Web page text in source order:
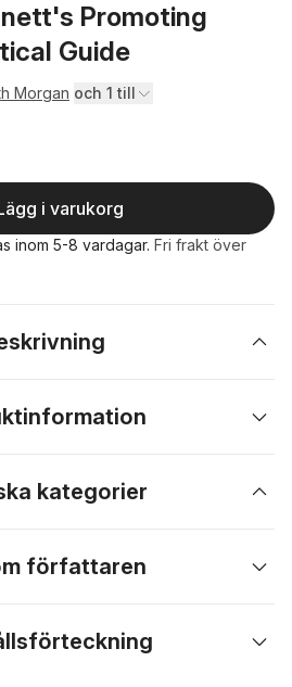
Promoting
Guide
Morgan och 1 till
i varukorg
inom 5-8 vardagar. Fri frakt över
kategorier
författaren